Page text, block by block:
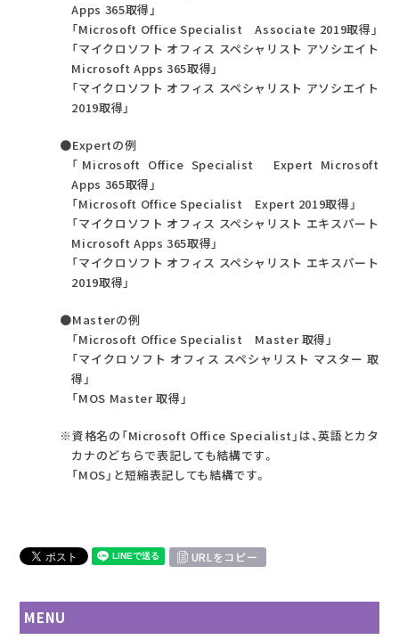
Apps 365取得」
「Microsoft Office Specialist Associate 2019取得」
「マイクロソフト オフィス スペシャリスト アソシエイト
Microsoft Apps 365取得」
「マイクロソフト オフィス スペシャリスト アソシエイト
2019取得」
●Expertの例
「Microsoft Office Specialist Expert Microsoft
Apps 365取得」
「Microsoft Office Specialist Expert 2019取得」
「マイクロソフト オフィス スペシャリスト エキスパート
Microsoft Apps 365取得」
「マイクロソフト オフィス スペシャリスト エキスパート
2019取得」
●Masterの例
「Microsoft Office Specialist Master 取得」
「マイクロソフト オフィス スペシャリスト マスター 取
得」
「MOS Master 取得」
※資格名の「Microsoft Office Specialist」は、英語とカタ
カナのどちらで表記しても結構です。
「MOS」と短縮表記しても結構です。
URLをコピー
MENU